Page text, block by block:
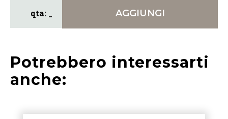
AGGIUNGI
Potrebbero interessarti
anche: